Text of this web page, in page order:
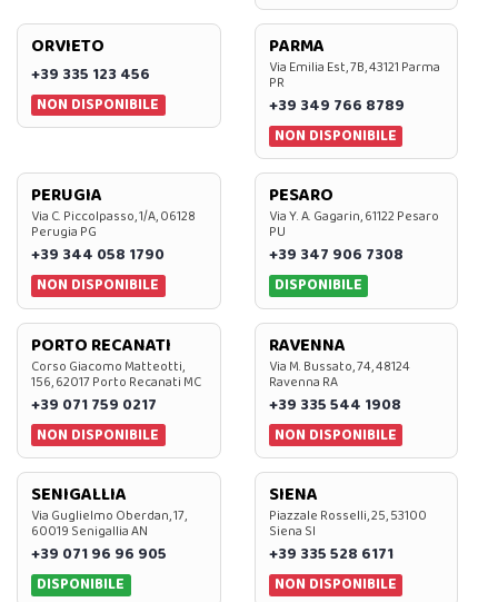
ORVIETO
+39 335 123 456
NON DISPONIBILE
PARMA
Via Emilia Est, 7B, 43121 Parma
PR
+39 349 766 8789
NON DISPONIBILE
PERUGIA
Via C. Piccolpasso, 1/A, 06128
Perugia PG
+39 344 058 1790
NON DISPONIBILE
PESARO
Via Y. A. Gagarin, 61122 Pesaro
PU
+39 347 906 7308
DISPONIBILE
PORTO RECANATI
Corso Giacomo Matteotti,
156, 62017 Porto Recanati MC
+39 071 759 0217
NON DISPONIBILE
RAVENNA
Via M. Bussato, 74, 48124
Ravenna RA
+39 335 544 1908
NON DISPONIBILE
SENIGALLIA
Via Guglielmo Oberdan, 17,
60019 Senigallia AN
+39 071 96 96 905
DISPONIBILE
SIENA
Piazzale Rosselli, 25, 53100
Siena SI
+39 335 528 6171
NON DISPONIBILE